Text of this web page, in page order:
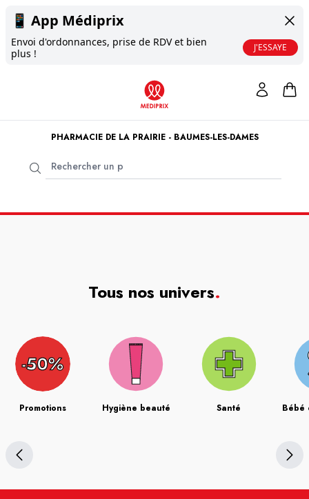
📱 App Médiprix
Envoi d'ordonnances, prise de RDV et bien
plus !
J'ESSAYE
PHARMACIE DE LA PRAIRIE - BAUMES-LES-DAMES
Tous nos univers.
Promotions Hygiène beauté Santé Bébé